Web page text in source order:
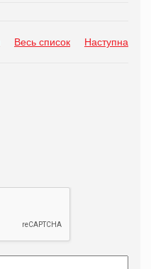
Весь список Наступна